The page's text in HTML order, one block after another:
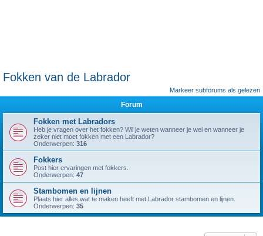
Fokken van de Labrador
Markeer subforums als gelezen
Forum
Fokken met Labradors
Heb je vragen over het fokken? Wil je weten wanneer je wel en wanneer je
zeker niet moet fokken met een Labrador?
Onderwerpen: 316
Fokkers
Post hier ervaringen met fokkers.
Onderwerpen: 47
Stambomen en lijnen
Plaats hier alles wat te maken heeft met Labrador stambomen en lijnen.
Onderwerpen: 35